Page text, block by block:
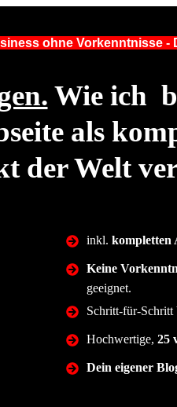
ohne Vorkenntnisse -
Wie ich
als
der Welt
inkl. kompletten
Keine
geeignet.
Schritt-für-Schritt
Hochwertige, 25
Dein eigener